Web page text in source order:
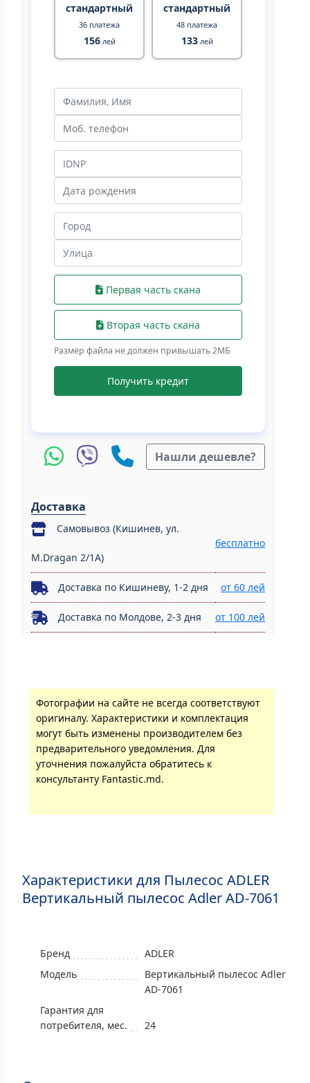
стандартный
36 платежа
156лей
стандартный
48 платежа
133лей
Первая часть скана
Вторая часть скана
Размер файла не должен привышать 2МБ
Получить кредит
Нашли дешевле?
Доставка
Самовывоз (Кишинев, ул.
M.Dragan 2/1A)
бесплатно
Доставка по Кишиневу, 1-2 дня от 60 лей
Доставка по Молдове, 2-3 дня от 100 лей
Фотографии на сайте не всегда соответствуют
оригиналу. Характеристики и комплектация
могут быть изменены производителем без
предварительного уведомления. Для
уточнения пожалуйста обратитесь к
консультанту Fantastic.md.
Характеристики для Пылесос ADLER
Вертикальный пылесос Adler AD-7061
Бренд
ADLER
Модель
Вертикальный пылесос Adler
AD-7061
Гарантия для
потребителя, мес.
24